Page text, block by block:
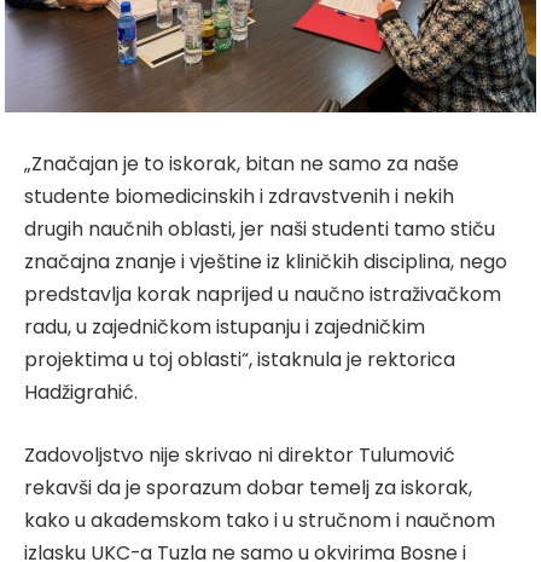
„Značajan je to iskorak, bitan ne samo za naše
studente biomedicinskih i zdravstvenih i nekih
drugih naučnih oblasti, jer naši studenti tamo stiču
značajna znanje i vještine iz kliničkih disciplina, nego
predstavlja korak naprijed u naučno istraživačkom
radu, u zajedničkom istupanju i zajedničkim
projektima u toj oblasti“, istaknula je rektorica
Hadžigrahić.
Zadovoljstvo nije skrivao ni direktor Tulumović
rekavši da je sporazum dobar temelj za iskorak,
kako u akademskom tako i u stručnom i naučnom
izlasku UKC-a Tuzla ne samo u okvirima Bosne i